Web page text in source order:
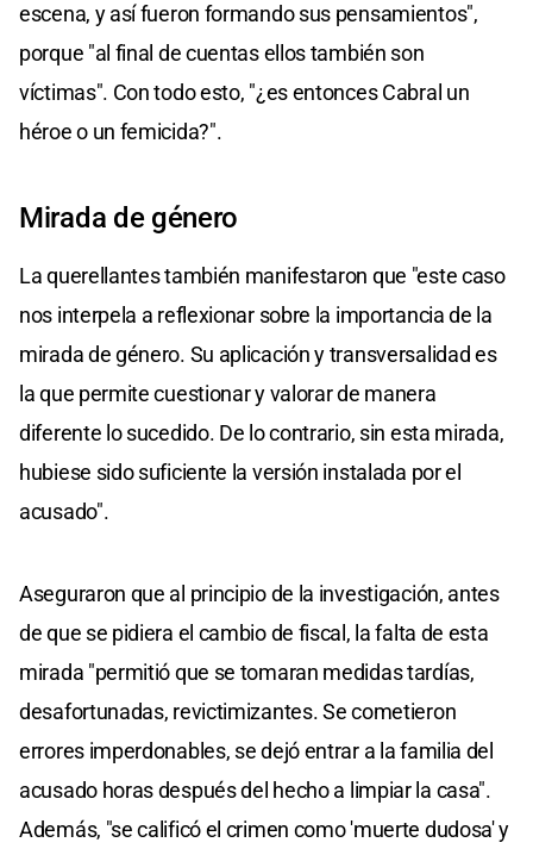
escena, y así fueron formando sus pensamientos",
porque "al final de cuentas ellos también son
víctimas". Con todo esto, "¿es entonces Cabral un
héroe o un femicida?".
Mirada de género
La querellantes también manifestaron que "este caso
nos interpela a reflexionar sobre la importancia de la
mirada de género. Su aplicación y transversalidad es
la que permite cuestionar y valorar de manera
diferente lo sucedido. De lo contrario, sin esta mirada,
hubiese sido suficiente la versión instalada por el
acusado".
Aseguraron que al principio de la investigación, antes
de que se pidiera el cambio de fiscal, la falta de esta
mirada "permitió que se tomaran medidas tardías,
desafortunadas, revictimizantes. Se cometieron
errores imperdonables, se dejó entrar a la familia del
acusado horas después del hecho a limpiar la casa".
Además, "se calificó el crimen como 'muerte dudosa' y